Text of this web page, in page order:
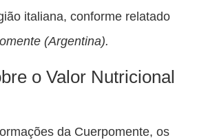
italiana, conforme relatado
(Argentina).
o Valor Nutricional
da Cuerpomente, os